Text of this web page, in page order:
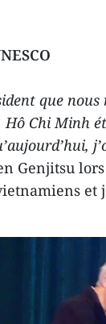
que
Chi Minh
Genjitsu
et